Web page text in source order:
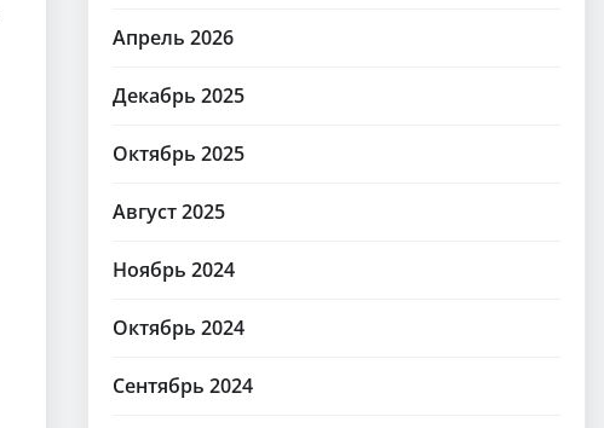
Апрель 2026
Декабрь 2025
Октябрь 2025
Август 2025
Ноябрь 2024
Октябрь 2024
Сентябрь 2024